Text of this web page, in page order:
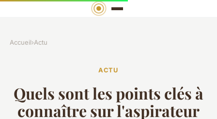
Accueil›Actu
ACTU
Quels sont les points clés à
connaître sur l'aspirateur